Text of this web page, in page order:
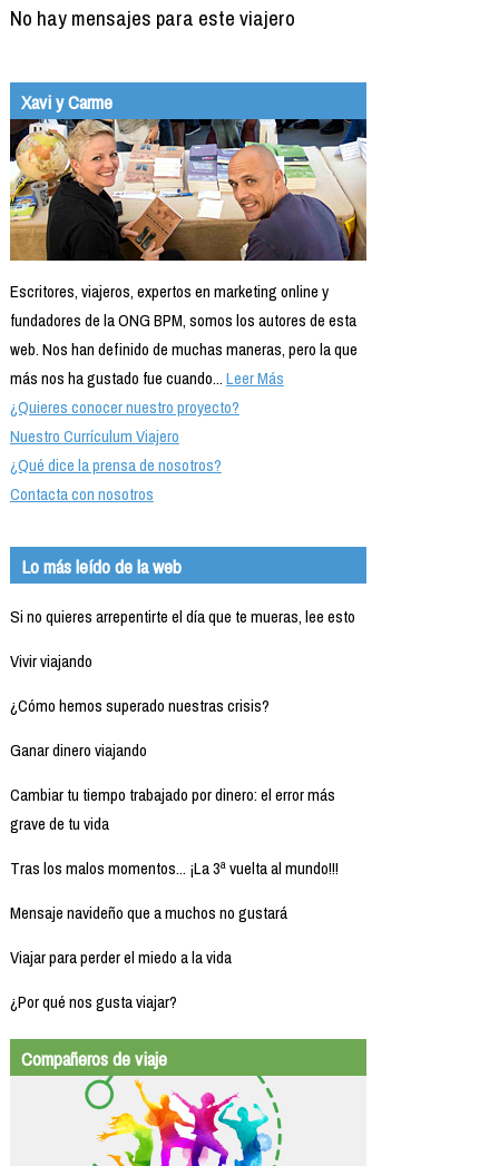
No hay mensajes para este viajero
Xavi y Carme
Escritores, viajeros, expertos en marketing online y
fundadores de la ONG BPM, somos los autores de esta
web. Nos han definido de muchas maneras, pero la que
más nos ha gustado fue cuando...Leer Más
¿Quieres conocer nuestro proyecto?
Nuestro Currículum Viajero
¿Qué dice la prensa de nosotros?
Contacta con nosotros
Lo más leído de la web
Si no quieres arrepentirte el día que te mueras, lee esto
Vivir viajando
¿Cómo hemos superado nuestras crisis?
Ganar dinero viajando
Cambiar tu tiempo trabajado por dinero: el error más
grave de tu vida
Tras los malos momentos... ¡La 3ª vuelta al mundo!!!
Mensaje navideño que a muchos no gustará
Viajar para perder el miedo a la vida
¿Por qué nos gusta viajar?
Compañeros de viaje